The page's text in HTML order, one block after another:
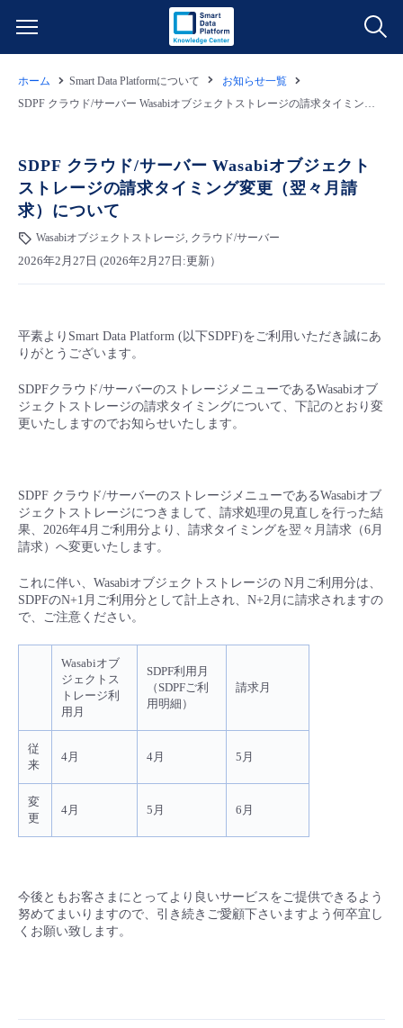
クラウド/サーバー
ネットワーク
モニタリング/監査
サポート
すべてのメニューを見る
データ利活用
クラウド/サーバー
IoT
モニタリング/監査
管理機能
すべてのメニューを見る
料金情報
料金シミュレーター
クラウド/サーバー
ネットワーク
モニタリング/監査
サポート
すべてのメニューを見る
ご利用開始ガイド
- 管理機能
■ セットアップガイド
- 初期設定・確認
- 登録情報の管理
- APIリファレンス
■ 基本構築ガイド
- クラウド / サーバー
- vUTM2
- バックアップ
- セキュリティ・監査
- IoT
- マルチクラウド利用
- リモートワーク
- ITインフラストラクチャー
- その他
故障/メンテナンス情報
サービス稼働状況
メンテナンス予定
定期メンテナンス
販売パートナー向けプログラム
協業パートナー
トレーニング/操作動画
脱炭素化
ホーム Smart Data Platformについて
お知らせ一覧
SDPF クラウド/サーバー Wasabiオブジェクトストレージの請求タイミング変更（翌々月請求）について
SDPF クラウド/サーバー Wasabiオブジェクト
ストレージの請求タイミング変更（翌々月請
求）について
Wasabiオブジェクトストレージ, クラウド/サーバー
2026年2月27日 (2026年2月27日:更新）
平素よりSmart Data Platform (以下SDPF)をご利用いただき誠にあ
りがとうございます。
SDPFクラウド/サーバーのストレージメニューであるWasabiオブ
ジェクトストレージの請求タイミングについて、下記のとおり変
更いたしますのでお知らせいたします。
SDPF クラウド/サーバーのストレージメニューであるWasabiオブ
ジェクトストレージにつきまして、請求処理の見直しを行った結
果、2026年4月ご利用分より、請求タイミングを翌々月請求（6月
請求）へ変更いたします。
これに伴い、Wasabiオブジェクトストレージの N月ご利用分は、
SDPFのN+1月ご利用分として計上され、N+2月に請求されますの
で、ご注意ください。
Wasabiオブ
ジェクトス
トレージ利
用月
SDPF利用月
（SDPFご利
用明細）
請求月
従
来
4月 4月 5月
変
更
4月 5月 6月
今後ともお客さまにとってより良いサービスをご提供できるよう
努めてまいりますので、引き続きご愛顧下さいますよう何卒宜し
くお願い致します。